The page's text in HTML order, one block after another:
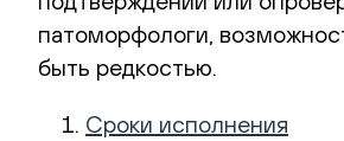
патоморфологи,
быть редкостью.
Сроки исполнения